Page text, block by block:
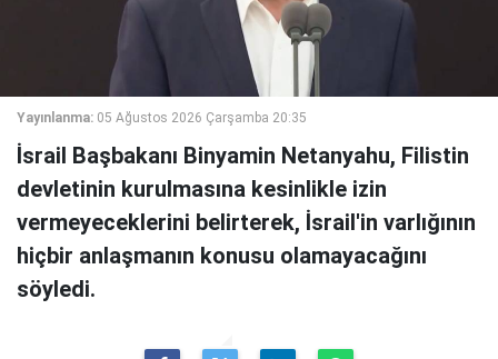
Yayınlanma: 05 Ağustos 2026 Çarşamba 20:35
İsrail Başbakanı Binyamin Netanyahu, Filistin
devletinin kurulmasına kesinlikle izin
vermeyeceklerini belirterek, İsrail'in varlığının
hiçbir anlaşmanın konusu olamayacağını
söyledi.